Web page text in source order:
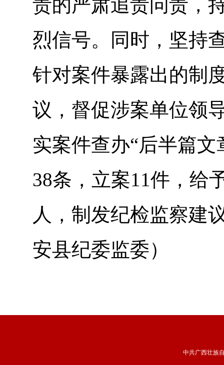
责的严肃追责问责，
烈信号。同时，坚持
针对案件暴露出的制
议，督促涉案单位领
实案件查办“后半篇
38条，立案11件，给
人，制发纪检监察建
安县纪委监委）
中共广西壮族